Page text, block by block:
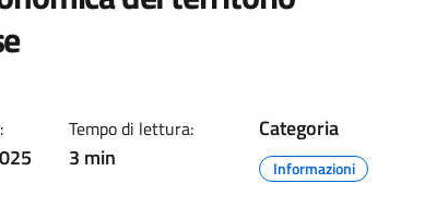
Tempo di lettura:
3 min
Categoria
Informazioni